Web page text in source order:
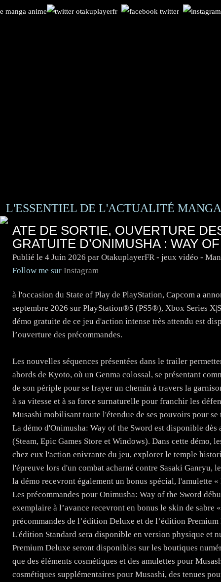
L'ESSENTIEL DE L'ACTUALITÉ
ATE DE SORTIE, OUVERTURE
GRATUITE D’ONIMUSHA : WAY
Publié le 4 Juin 2026 par OtakuplayerFR - jeux vidéo -
Follow me sur Instagram
à l'occasion du State of Play de PlayStation, Capcom a
septembre 2026 sur PlayStation®5 (PS5®), Xbox Series
démo gratuite de ce jeu d'action intense très attendu est
l’ouverture des précommandes.
Les nouvelles séquences présentées dans le trailer
abords de Kyoto, où un Genma colossal, se présentant
de son périple pour se frayer un chemin à travers la
à sa vitesse et à sa force surnaturelle pour franchir les
Musashi mobilisant toute l'étendue de ses pouvoirs pour
La démo d'Onimusha: Way of the Sword est disponible
(Steam, Epic Games Store et Windows). Dans cette
chez eux l'action enivrante du jeu, explorer le temple
l'épreuve lors d'un combat acharné contre Sasaki Ganryu,
la démo recevront également un bonus spécial, l'amulette
Les précommandes pour Onimusha: Way of the Sword
exemplaire à l’avance recevront en bonus le skin de
précommandes de l’édition Deluxe et de l’édition
L'édition Standard sera disponible en version physique et
Premium Deluxe seront disponibles sur les boutiques
que des éléments cosmétiques et des amulettes pour
cosmétiques supplémentaires pour Musashi, des tenues